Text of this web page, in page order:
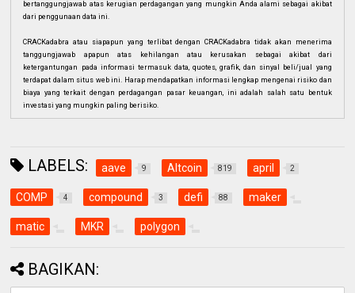
bertanggungjawab atas kerugian perdagangan yang mungkin Anda alami sebagai akibat
dari penggunaan data ini.
CRACKadabra atau siapapun yang terlibat dengan CRACKadabra tidak akan menerima
tanggungjawab apapun atas kehilangan atau kerusakan sebagai akibat dari
ketergantungan pada informasi termasuk data, quotes, grafik, dan sinyal beli/jual yang
terdapat dalam situs web ini. Harap mendapatkan informasi lengkap mengenai risiko dan
biaya yang terkait dengan perdagangan pasar keuangan, ini adalah salah satu bentuk
investasi yang mungkin paling berisiko.
LABELS: aave 9 Altcoin 819 april 2
COMP 4 compound 3 defi 88 maker
matic MKR polygon
BAGIKAN: